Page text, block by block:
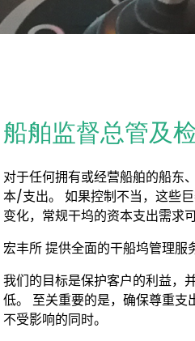
船舶监督总管及
对于任何拥有或经营船舶的船东
本/支出。
如果控制不当，这些
变化，常规干坞的资本支出需求
宏丰所提供全面的干船坞管理服
我们的目标是保护客户的利益，
低。
至关重要的是，确保尊重支
不受影响的同时。